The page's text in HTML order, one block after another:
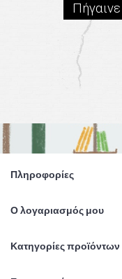
Πληροφορίες
Ο λογαριασμός μου
Κατηγορίες προϊόντων